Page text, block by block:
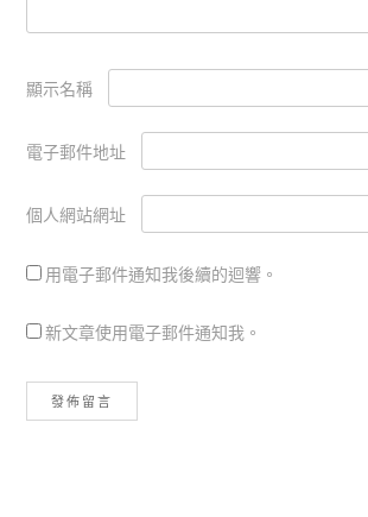
顯示名稱
電子郵件地址
個人網站網址
用電子郵件通知我後續的迴響。
新文章使用電子郵件通知我。